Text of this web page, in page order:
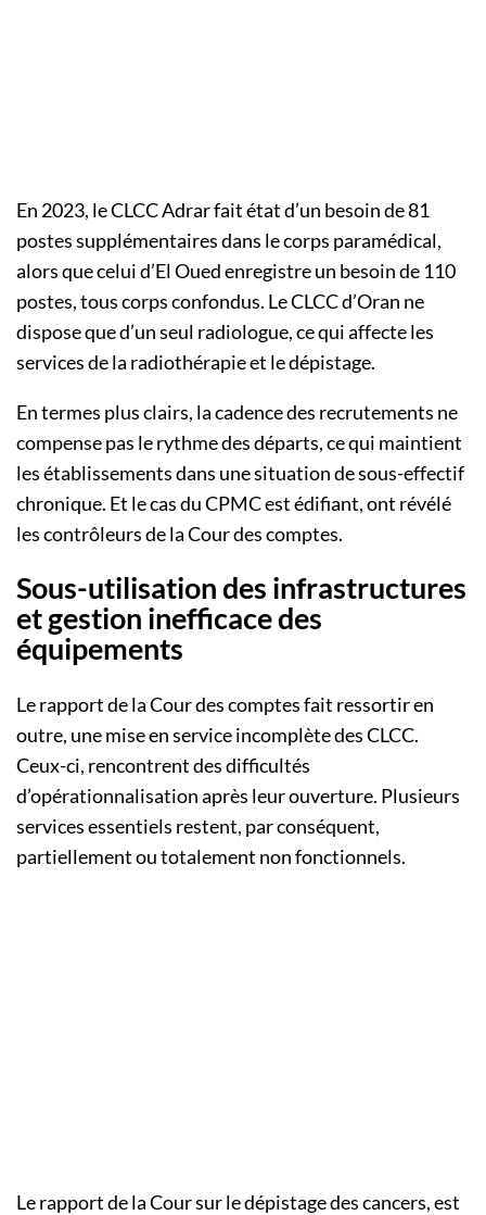
En 2023, le CLCC Adrar fait état d’un besoin de 81
postes supplémentaires dans le corps paramédical,
alors que celui d’El Oued enregistre un besoin de 110
postes, tous corps confondus. Le CLCC d’Oran ne
dispose que d’un seul radiologue, ce qui affecte les
services de la radiothérapie et le dépistage.
En termes plus clairs, la cadence des recrutements ne
compense pas le rythme des départs, ce qui maintient
les établissements dans une situation de sous-effectif
chronique. Et le cas du CPMC est édifiant, ont révélé
les contrôleurs de la Cour des comptes.
Sous-utilisation des infrastructures
et gestion inefficace des
équipements
Le rapport de la Cour des comptes fait ressortir en
outre, une mise en service incomplète des CLCC.
Ceux-ci, rencontrent des difficultés
d’opérationnalisation après leur ouverture. Plusieurs
services essentiels restent, par conséquent,
partiellement ou totalement non fonctionnels.
Le rapport de la Cour sur le dépistage des cancers, est